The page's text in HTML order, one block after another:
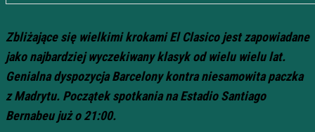
Zbliżające się wielkimi krokami El Clasico jest zapowiadane
jako najbardziej wyczekiwany klasyk od wielu wielu lat.
Genialna dyspozycja Barcelony kontra niesamowita paczka
z Madrytu. Początek spotkania na Estadio Santiago
Bernabeu już o 21:00.